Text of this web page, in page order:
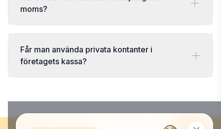
moms?
Får man använda privata kontanter i
företagets kassa?